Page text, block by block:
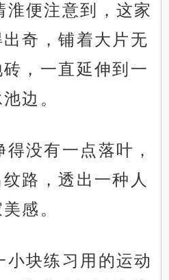
淮便注意到，这家
奇，铺着大片无
，一直延伸到一
边。
没有一点落叶，
路，透出一种人
感。
小块练习用的运动